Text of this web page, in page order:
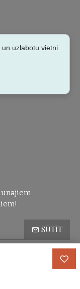
SŪTĪT
politika
uzlabotu vietni.